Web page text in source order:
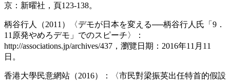
京：新曜社，頁123-138。
柄谷行人（2011）〈デモが日本を変える──柄谷行人氏「9．
11原発やめろデモ」でのスピーチ〉：
http://associations.jp/archives/437，瀏覽日期：2016年11月11
日。
香港大學民意網站（2016）：〈市民對梁振英出任特首的假設